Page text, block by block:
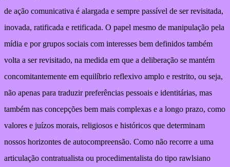
de ação comunicativa é alargada e sempre passível de ser revisitada,
inovada, ratificada e retificada. O papel mesmo de manipulação pela
mídia e por grupos sociais com interesses bem definidos também
volta a ser revisitado, na medida em que a deliberação se mantém
concomitantemente em equilíbrio reflexivo amplo e restrito, ou seja,
não apenas para traduzir preferências pessoais e identitárias, mas
também nas concepções bem mais complexas e a longo prazo, como
valores e juízos morais, religiosos e históricos que determinam
nossos horizontes de autocompreensão. Como não recorre a uma
articulação contratualista ou procedimentalista do tipo rawlsiano